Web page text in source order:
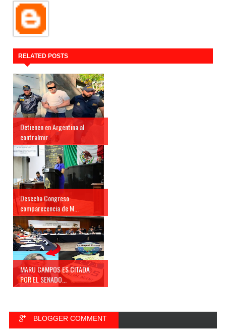
RELATED POSTS
Detienen en Argentina al
contralmir...
Desecha Congreso
comparecencia de M...
MARU CAMPOS ES CITADA
POR EL SENADO...
BLOGGER COMMENT